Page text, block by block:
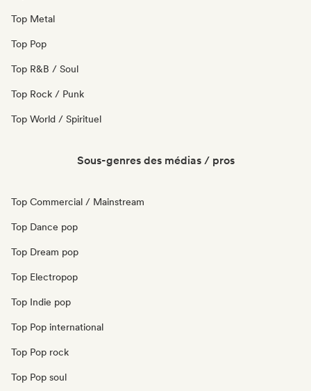
Top Metal
Top Pop
Top R&B / Soul
Top Rock / Punk
Top World / Spirituel
Sous-genres des médias / pros
Top Commercial / Mainstream
Top Dance pop
Top Dream pop
Top Electropop
Top Indie pop
Top Pop international
Top Pop rock
Top Pop soul